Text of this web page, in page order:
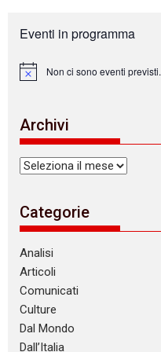
Eventi in programma
N
c
e
Non ci sono eventi previsti.
Archivi
Archivi
Categorie
Analisi
Articoli
Comunicati
Culture
Dal Mondo
Dall’Italia